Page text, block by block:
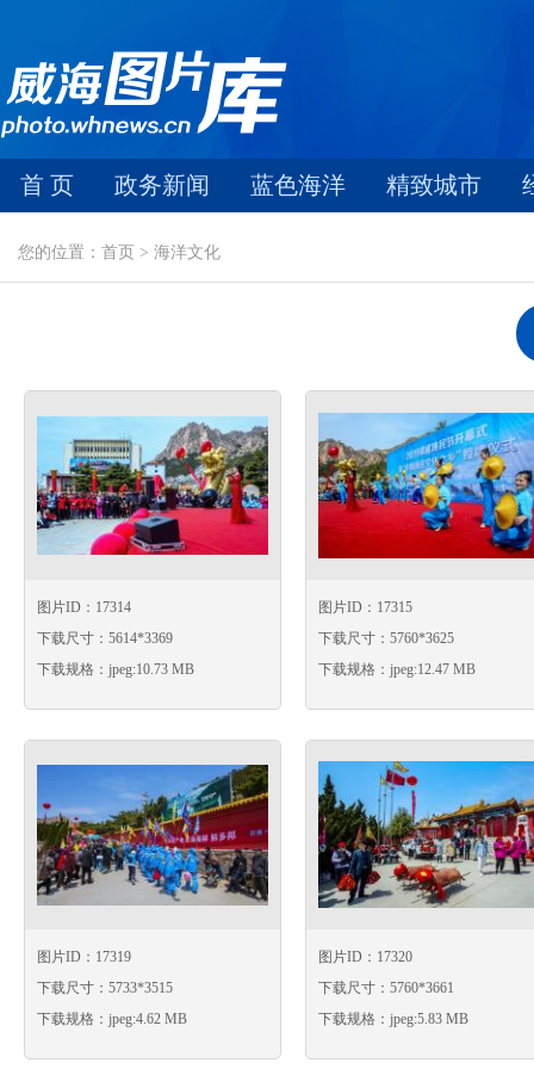
首 页 政务新闻 蓝色海洋 精致城市
您的位置：首页 > 海洋文化
图片ID：17314
下载尺寸：5614*3369
下载规格：jpeg:10.73 MB
图片ID：17315
下载尺寸：5760*3625
下载规格：jpeg:12.47 MB
图片ID：17319
下载尺寸：5733*3515
下载规格：jpeg:4.62 MB
图片ID：17320
下载尺寸：5760*3661
下载规格：jpeg:5.83 MB